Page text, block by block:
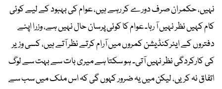
نہیں، حکمران صرف دورے کر رہے ہیں، عوام کی بہبود کے لیے کوئی
کام کہیں نظر نہیں آ رہا۔ عوام کا کوئی پرسان حال نہیں ہے، وزرا اپنے
دفتروں کے ایئرکنڈیشن کمروں میں آرام کرتے نظر آتے ہیں، کسی وزیر
کی کارکردگی نظر نہیں آتی۔ ہو سکتا ہے میری بات سے بہت سے لوگ
اتفاق نہ کریں، لیکن میں یہ ضرور کہوں گی کہ اس ملک میں سب سے